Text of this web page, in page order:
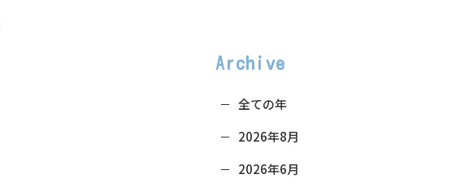
Archive
全ての年
2026年8月
2026年6月